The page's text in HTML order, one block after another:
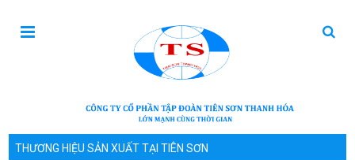
THƯƠNG HIỆU SẢN XUẤT TẠI TIÊN SƠN